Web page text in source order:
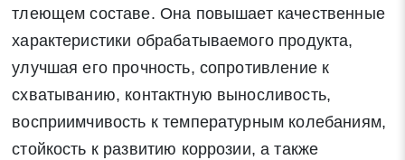
тлеющем составе. Она повышает качественные
характеристики обрабатываемого продукта,
улучшая его прочность, сопротивление к
схватыванию, контактную выносливость,
восприимчивость к температурным колебаниям,
стойкость к развитию коррозии, а также